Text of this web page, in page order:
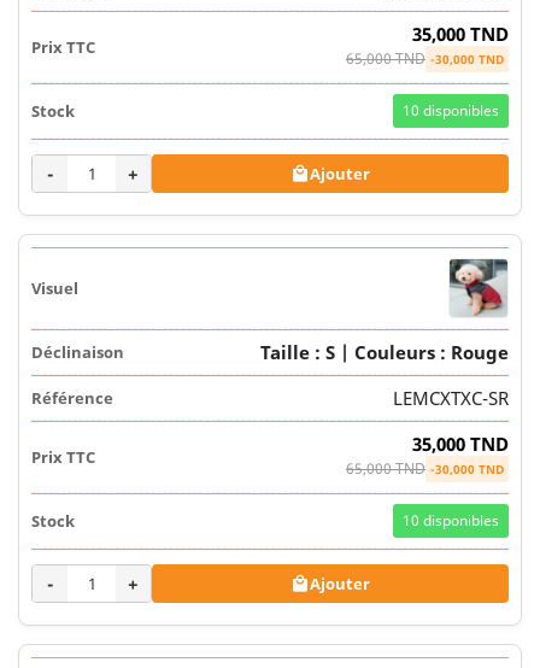
35,000 TND
65,000 TND -30,000 TND
10 disponibles
- + Ajouter
Taille : S | Couleurs : Rouge
LEMCXTXC-SR
35,000 TND
65,000 TND -30,000 TND
10 disponibles
- + Ajouter